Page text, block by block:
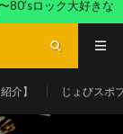
80’sロック大好きな
介】 じょびスポ